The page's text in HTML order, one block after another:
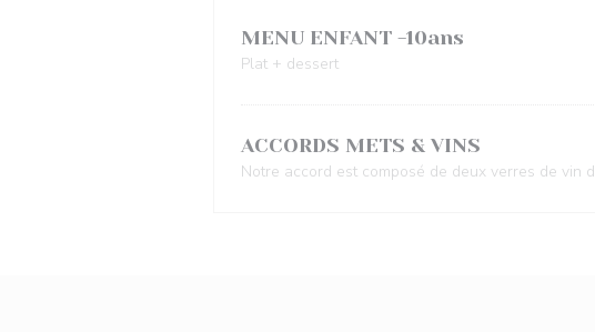
MENU ENFANT -10ans
Plat + dessert
ACCORDS METS & VINS
Notre accord est composé de deux verres de